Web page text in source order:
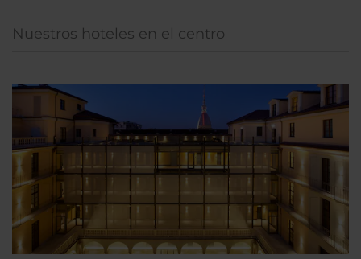
Nuestros hoteles en el centro